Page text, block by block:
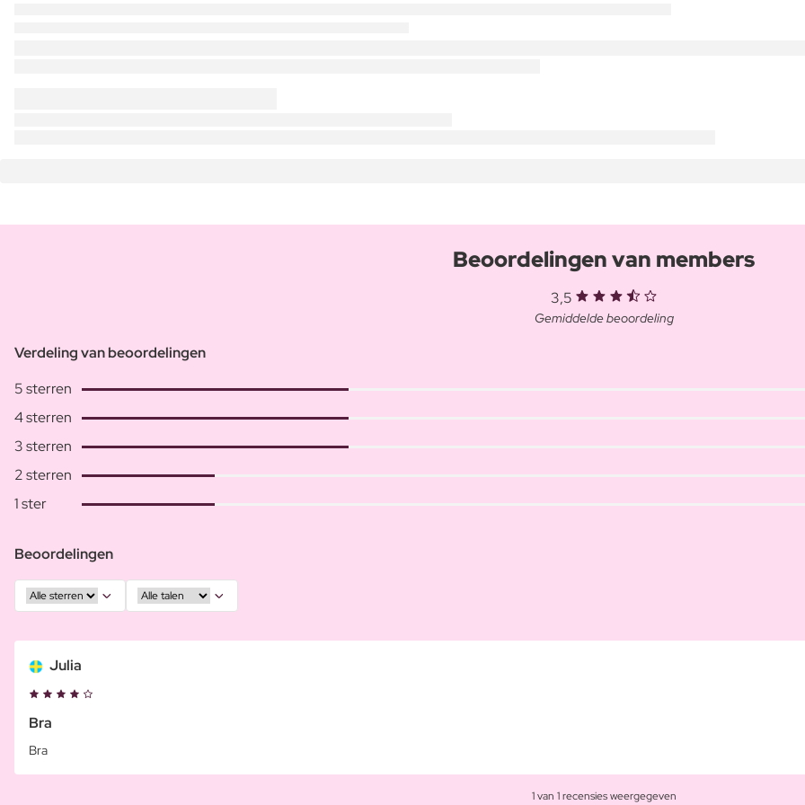
Beoordelingen van members
3,5
Gemiddelde beoordeling
Verdeling van beoordelingen
5 sterren
4 sterren
3 sterren
2 sterren
1 ster
Beoordelingen
Julia
Bra
Bra
1 van 1 recensies weergegeven